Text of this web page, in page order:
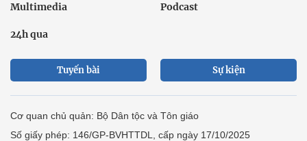
Multimedia Podcast
24h qua
Tuyến bài Sự kiện
Cơ quan chủ quản: Bộ Dân tộc và Tôn giáo
Số giấy phép: 146/GP-BVHTTDL, cấp ngày 17/10/2025